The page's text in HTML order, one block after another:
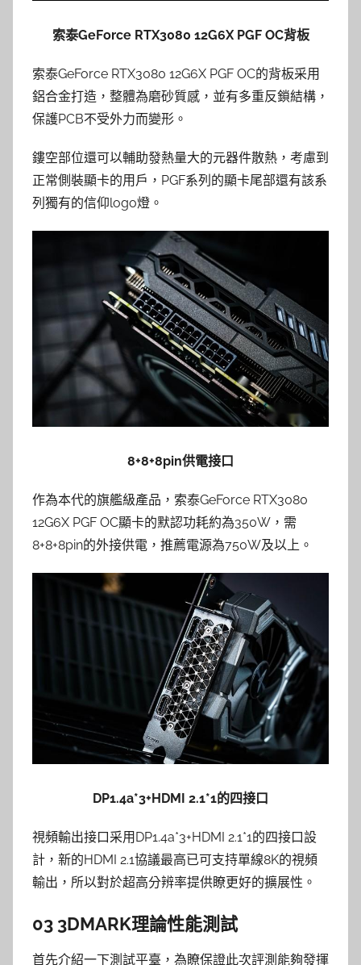
索泰GeForce RTX3080 12G6X PGF OC背板
索泰GeForce RTX3080 12G6X PGF OC的背板采用
鋁合金打造，整體為磨砂質感，並有多重反鎖結構，
保護PCB不受外力而變形。
鏤空部位還可以輔助發熱量大的元器件散熱，考慮到
正常側裝顯卡的用戶，PGF系列的顯卡尾部還有該系
列獨有的信仰logo燈。
8+8+8pin供電接口
作為本代的旗艦級產品，索泰GeForce RTX3080
12G6X PGF OC顯卡的默認功耗約為350W，需
8+8+8pin的外接供電，推薦電源為750W及以上。
DP1.4a*3+HDMI 2.1*1的四接口
視頻輸出接口采用DP1.4a*3+HDMI 2.1*1的四接口設
計，新的HDMI 2.1協議最高已可支持單線8K的視頻
輸出，所以對於超高分辨率提供瞭更好的擴展性。
03 3DMARK理論性能測試
首先介紹一下測試平臺，為瞭保證此次評測能夠發揮